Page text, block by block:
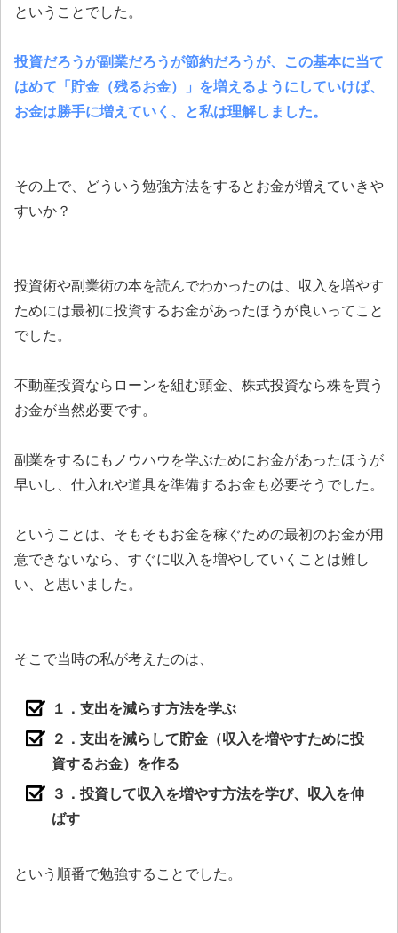
ということでした。
投資だろうが副業だろうが節約だろうが、この基本に当て
はめて「貯金（残るお金）」を増えるようにしていけば、
お金は勝手に増えていく、と私は理解しました。
その上で、どういう勉強方法をするとお金が増えていきや
すいか？
投資術や副業術の本を読んでわかったのは、収入を増やす
ためには最初に投資するお金があったほうが良いってこと
でした。
不動産投資ならローンを組む頭金、株式投資なら株を買う
お金が当然必要です。
副業をするにもノウハウを学ぶためにお金があったほうが
早いし、仕入れや道具を準備するお金も必要そうでした。
ということは、そもそもお金を稼ぐための最初のお金が用
意できないなら、すぐに収入を増やしていくことは難し
い、と思いました。
そこで当時の私が考えたのは、
１．支出を減らす方法を学ぶ
２．支出を減らして貯金（収入を増やすために投
資するお金）を作る
３．投資して収入を増やす方法を学び、収入を伸
ばす
という順番で勉強することでした。